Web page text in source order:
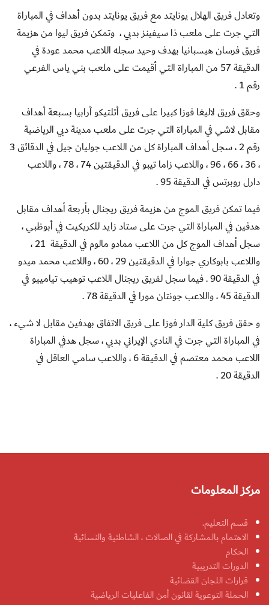
وتعادل فريق الهلال يونايتد مع فريق يونايتد بدون أهداف في المباراة
التي جرت على ملعب ذا سيفينز بدبي ، وتمكن فريق ليوا من هزيمة
فريق فرسان هيسبانيا بهدف وحيد سجله اللاعب محمد عودة في
الدقيقة 57 من المباراة التي أقيمت على ملعب بني ياس الفرعي
رقم 1 .
وحقق فريق لاليغا فوزا كبيرا على فريق أتلتيكو آرابيا بسبعة أهداف
مقابل لاشي في المباراة التي جرت على ملعب مدينة دبي الرياضية
رقم 2 ، سجل أهداف المباراة كل من اللاعب جوليان جيل في الدقائق 3
، 36 ، 66 ، 96 ، واللاعب زاما تيبو في الدقيقتين 74 ، 78 ، واللاعب
دارل روبرتس في الدقيقة 95 .
فيما تمكن فريق الموج من هزيمة فريق ريجنال بأربعة أهداف مقابل
هدفين في المباراة التي جرت على ستاد زايد للكريكيت في أبوظبي ،
سجل أهداف الموج كل من اللاعب ممادو مالوم في الدقيقة 21 ،
واللاعب بابوكاري جوارا في الدقيقتين 29 ، 60 ، واللاعب محمد ميدو
في الدقيقة 90 . فيما سجل لفريق ريجنال اللاعب توهيب تيامييو في
الدقيقة 45 ، واللاعب جونتان مورا في الدقيقة 78 .
و حقق فريق كلية الدار فوزا على فريق الاتفاق بهدفين مقابل لا شيء ،
في المباراة التي جرت في النادي الإيراني بدبي ، سجل هدفي المباراة
اللاعب محمد معتصم في الدقيقة 6 ، واللاعب سامي العاقل في
الدقيقة 20 .
مركز المعلومات
قسم التعليم.
الاهتمام بالمشاركة في الصالات ، الشاطئية والنسائية
الحكام
الدورات التدريبية
قرارات اللجان القضائية
الحملة التوعوية لقانون أمن الفاعليات الرياضية